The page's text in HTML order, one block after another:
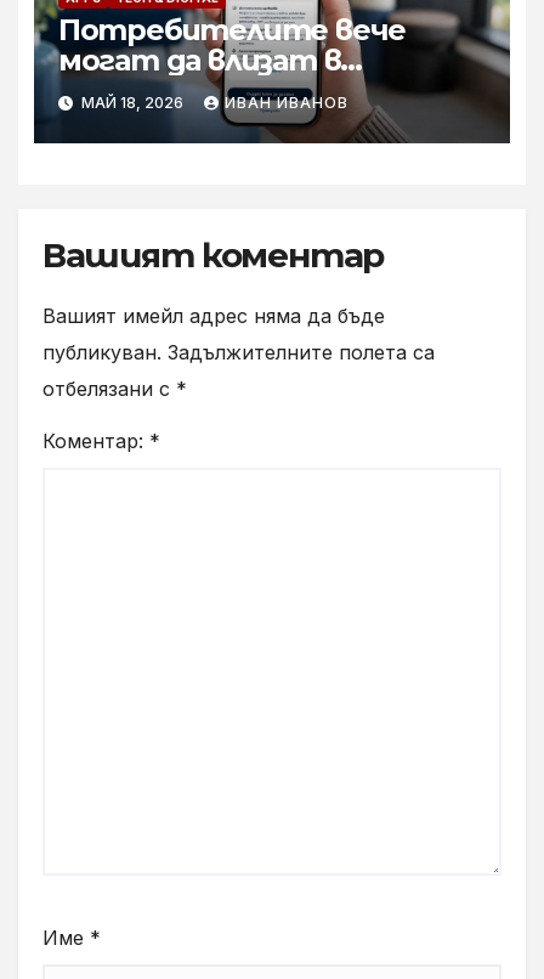
Потребителите вече
могат да влизат в
приложението Yettel без
парола
МАЙ 18, 2026 ИВАН ИВАНОВ
Вашият коментар
Вашият имейл адрес няма да бъде
публикуван. Задължителните полета са
отбелязани с *
Коментар: *
Име *